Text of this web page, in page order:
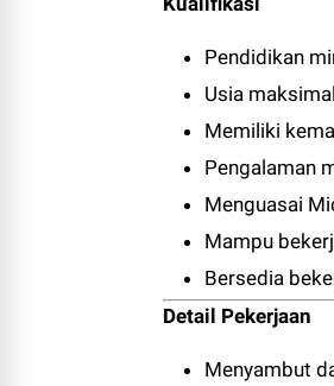
Pendidikan
Usia
Memiliki
Pengalaman
Menguasai
Mampu
Bersedia
Detail Pekerjaan
Menyambut